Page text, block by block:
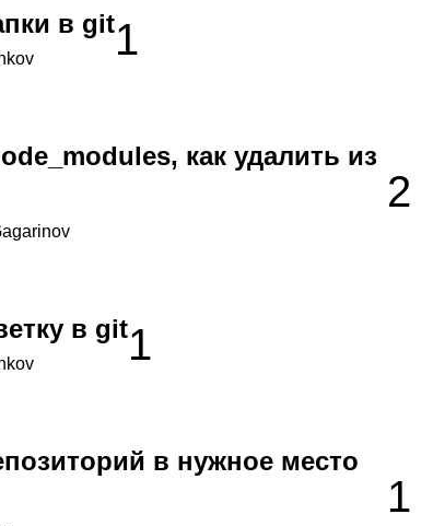
в git1
как удалить из
2
в git1
в нужное место
1